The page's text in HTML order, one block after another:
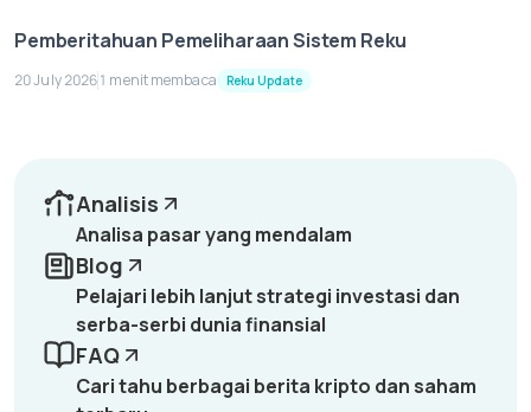
Pemberitahuan Pemeliharaan Sistem Reku
20 July 20261 menit membaca Reku Update
Analisis
Analisa pasar yang mendalam
Blog
Pelajari lebih lanjut strategi investasi dan
serba-serbi dunia finansial
FAQ
Cari tahu berbagai berita kripto dan saham